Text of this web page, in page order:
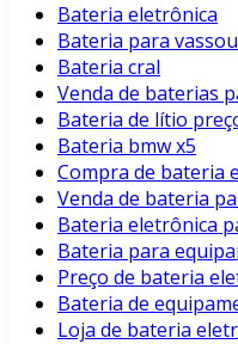
Bateria eletrônica
Bateria para
Bateria cral
Venda de baterias
Bateria de lítio
Bateria bmw x5
Compra de bateria
Venda de bateria
Bateria eletrônica
Bateria para
Preço de bateria
Bateria de
Loja de bateria